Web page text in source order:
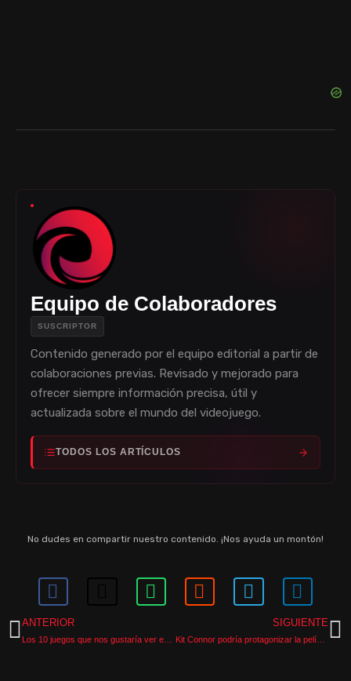
Equipo de Colaboradores
SUSCRIPTOR
Contenido generado por el equipo editorial a partir de
colaboraciones previas. Revisado y mejorado para
ofrecer siempre información precisa, útil y
actualizada sobre el mundo del videojuego.
TODOS LOS ARTÍCULOS
No dudes en compartir nuestro contenido. ¡Nos ayuda un montón!
ANTERIOR SIGUIENTE
Kit Connor podría protagonizar la película de Elden Ring de A24